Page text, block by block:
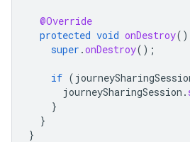
@Override
protected void onDestroy()
super .onDestroy();
if (
journeySharingSession .
}
}
}